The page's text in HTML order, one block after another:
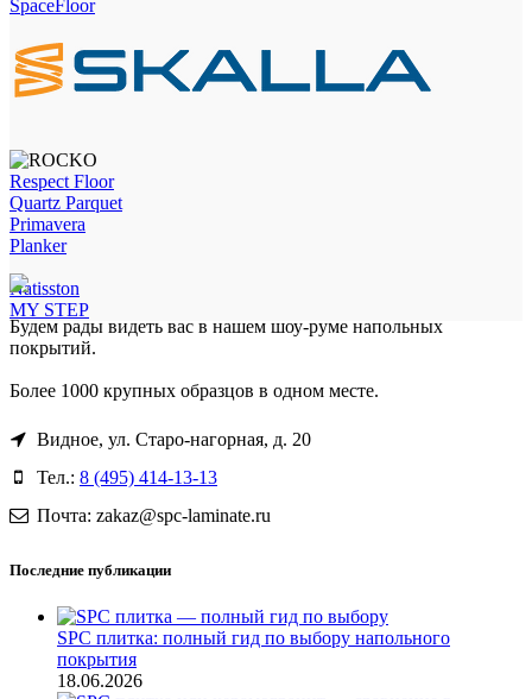
SpaceFloor
Respect Floor
Quartz Parquet
Primavera
Planker
Natisston
MY STEP
Будем рады видеть вас в нашем шоу-руме напольных
покрытий.
Более 1000 крупных образцов в одном месте.
Видное, ул. Старо-нагорная, д. 20
Тел.: 8 (495) 414-13-13
Почта: zakaz@spc-laminate.ru
Последние публикации
SPC плитка: полный гид по выбору напольного
покрытия
18.06.2026